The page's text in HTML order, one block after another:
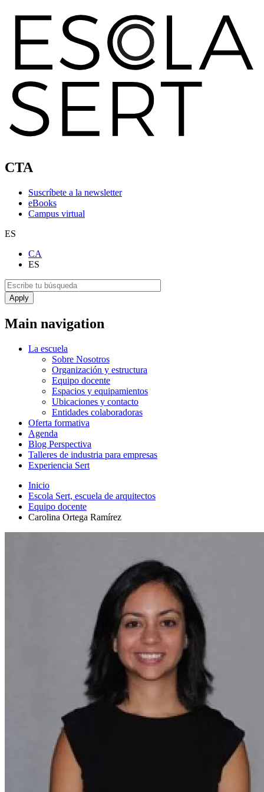
CTA
Suscríbete a la newsletter
eBooks
Campus virtual
ES
CA
ES
Main navigation
La escuela
Sobre Nosotros
Organización y estructura
Equipo docente
Espacios y equipamientos
Ubicaciones y contacto
Entidades colaboradoras
Oferta formativa
Agenda
Blog Perspectiva
Talleres de industria para empresas
Experiencia Sert
Inicio
Escola Sert, escuela de arquitectos
Equipo docente
Carolina Ortega Ramírez